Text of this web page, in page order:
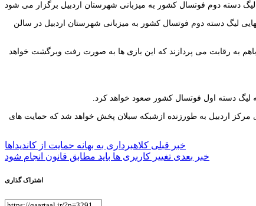
لیگ دسته دوم فوتسال کشور به میزبانی شهرستان اردبیل در سالن
به رقابت می پردازند که این بازی ها به صورت رفت وبرگشت خواهد
لیگ دسته اول فوتسال کشور صعود خواهد کرد.
مرکز اردبیل به طورزنده ازشبکه سبلان پخش خواهد شد که حمایت های
راهبری
نوشته
خبر قبلی کلاهبرداری به بهانه حمایت از کاندیداها
خبر بعدی تغییر کاربری ها باید مطابق قانون انجام شود
اشتراک گذاری